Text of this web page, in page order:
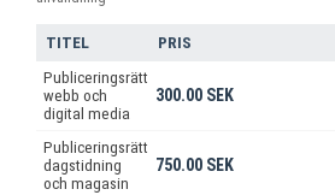
TITEL PRIS
Publiceringsrätt
webb och
digital media
300.00 SEK
Publiceringsrätt
dagstidning
och magasin
750.00 SEK